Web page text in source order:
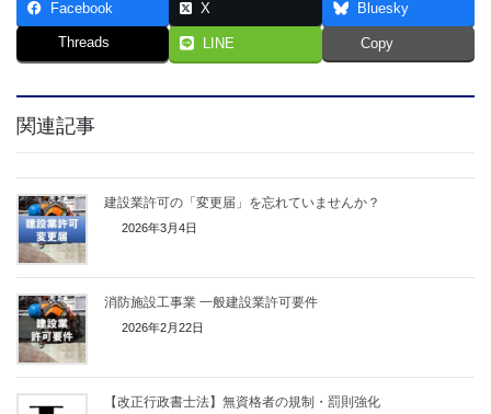
Facebook X Bluesky
Threads LINE Copy
関連記事
建設業許可の「変更届」を忘れていませんか？
2026年3月4日
消防施設工事業 一般建設業許可要件
2026年2月22日
【改正行政書士法】無資格者の規制・罰則強化